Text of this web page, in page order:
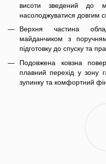
висоти зведений до
насолоджуватися довгим
Верхня частина
майданчиком з
підготовку до спуску та
Подовжена ковзна
плавний перехід у зону
зупинку та комфортний